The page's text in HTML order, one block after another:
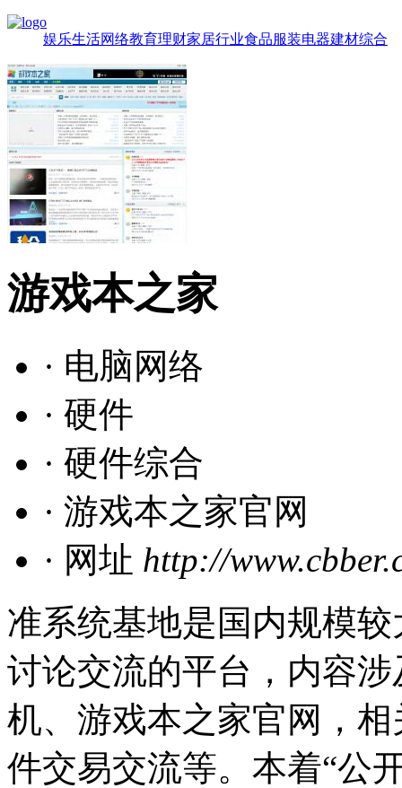
娱乐生活网络教育理财家居行业食品服装电器建材综合
游戏本之家
· 电脑网络
· 硬件
· 硬件综合
· 游戏本之家官网
· 网址 http://
准系统基地是国内规模
讨论交流的平台，内容
机、游戏本之家官网，
件交易交流等。本着“公